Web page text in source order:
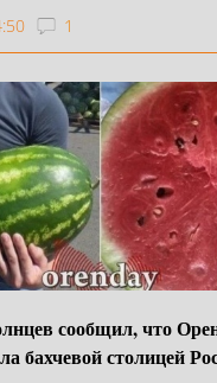
1
сообщил, что
бахчевой столицей